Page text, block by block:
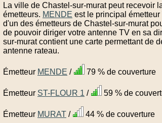
La ville de Chastel-sur-murat peut recevoir
émetteurs. MENDE est le principal
d'un des émetteurs de Chastel-sur-murat
de pouvoir diriger votre antenne TV en sa
sur-murat contient une carte permettant de
antenne rateau.
Émetteur MENDE / 79 % de couverture
Émetteur ST-FLOUR 1 / 59 % de
Émetteur MURAT / 44 % de couverture